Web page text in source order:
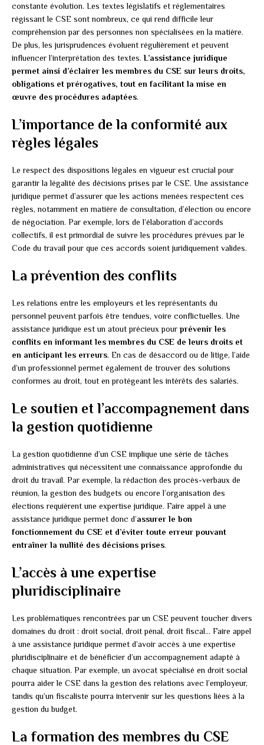
constante évolution. Les textes législatifs et réglementaires
régissant le CSE sont nombreux, ce qui rend difficile leur
compréhension par des personnes non spécialisées en la matière.
De plus, les jurisprudences évoluent régulièrement et peuvent
influencer l’interprétation des textes. L’assistance juridique
permet ainsi d’éclairer les membres du CSE sur leurs droits,
obligations et prérogatives, tout en facilitant la mise en
œuvre des procédures adaptées.
L’importance de la conformité aux
règles légales
Le respect des dispositions légales en vigueur est crucial pour
garantir la légalité des décisions prises par le CSE. Une assistance
juridique permet d’assurer que les actions menées respectent ces
règles, notamment en matière de consultation, d’élection ou encore
de négociation. Par exemple, lors de l’élaboration d’accords
collectifs, il est primordial de suivre les procédures prévues par le
Code du travail pour que ces accords soient juridiquement valides.
La prévention des conflits
Les relations entre les employeurs et les représentants du
personnel peuvent parfois être tendues, voire conflictuelles. Une
assistance juridique est un atout précieux pour prévenir les
conflits en informant les membres du CSE de leurs droits et
en anticipant les erreurs. En cas de désaccord ou de litige, l’aide
d’un professionnel permet également de trouver des solutions
conformes au droit, tout en protégeant les intérêts des salariés.
Le soutien et l’accompagnement dans
la gestion quotidienne
La gestion quotidienne d’un CSE implique une série de tâches
administratives qui nécessitent une connaissance approfondie du
droit du travail. Par exemple, la rédaction des procès-verbaux de
réunion, la gestion des budgets ou encore l’organisation des
élections requièrent une expertise juridique. Faire appel à une
assistance juridique permet donc d’assurer le bon
fonctionnement du CSE et d’éviter toute erreur pouvant
entraîner la nullité des décisions prises.
L’accès à une expertise
pluridisciplinaire
Les problématiques rencontrées par un CSE peuvent toucher divers
domaines du droit : droit social, droit pénal, droit fiscal… Faire appel
à une assistance juridique permet d’avoir accès à une expertise
pluridisciplinaire et de bénéficier d’un accompagnement adapté à
chaque situation. Par exemple, un avocat spécialisé en droit social
pourra aider le CSE dans la gestion des relations avec l’employeur,
tandis qu’un fiscaliste pourra intervenir sur les questions liées à la
gestion du budget.
La formation des membres du CSE